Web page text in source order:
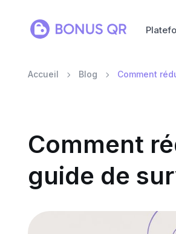
Accueil Blog Comment
Comment
guide de